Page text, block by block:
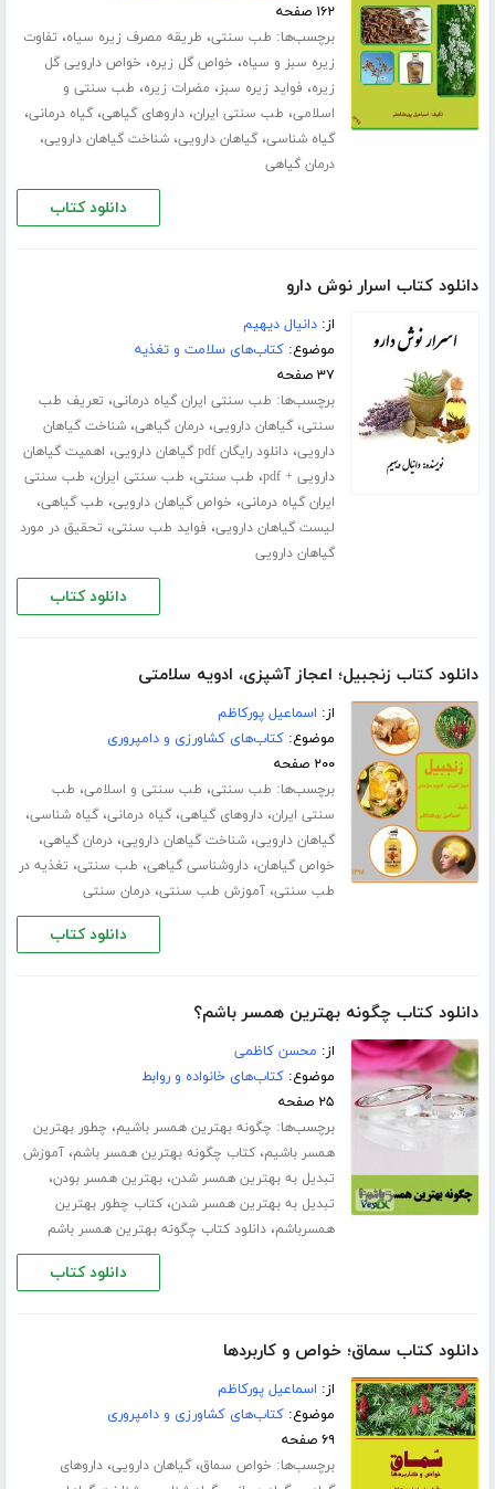
۱۶۲ صفحه
برچسب‌ها: طب سنتی، طریقه مصرف زیره سیاه، تفاوت
زیره سبز و سیاه، خواص گل زیره، خواص دارویی گل
زیره، فواید زیره سبز، مضرات زیره، طب سنتی و
اسلامی، طب سنتی ایران،داروهای گیاهی،گیاه درمانی،
گیاه شناسی،گیاهان دارویی،شناخت گیاهان دارویی،
درمان گیاهی
دانلود کتاب
دانلود کتاب اسرار نوش دارو
از:دانیال دیهیم
موضوع:کتاب‌های سلامت و تغذیه
۳۷ صفحه
برچسب‌ها: طب سنتی ایران گیاه درمانی، تعریف طب
سنتی،گیاهان دارویی،درمان گیاهی،شناخت گیاهان
دارویی،دانلود رایگان pdf گیاهان دارویی ، اهمیت گیاهان
دارویی + pdf
، طب سنتی، طب سنتی ایران، طب سنتی
ایران گیاه درمانی، خواص گیاهان دارویی، طب گیاهی،
لیست گیاهان دارویی، فواید طب سنتی، تحقیق در مورد
گیاهان دارویی
دانلود کتاب
دانلود کتاب زنجبیل؛ اعجاز آشپزی، ادویه سلامتی
از: اسماعیل پورکاظم
موضوع:کتاب‌های کشاورزی و دامپروری
۲۰۰ صفحه
برچسب‌ها: طب سنتی، طب سنتی و اسلامی، طب
سنتی ایران،داروهای گیاهی،گیاه درمانی،گیاه شناسی،
گیاهان دارویی،شناخت گیاهان دارویی،درمان گیاهی،
خواص گیاهان،داروشناسی گیاهی، طب سنتی، تغذیه در
طب سنتی،آموزش طب سنتی،درمان سنتی
دانلود کتاب
دانلود کتاب چگونه بهترین همسر باشم؟
از: محسن کاظمی
موضوع:کتاب‌های خانواده و روابط
۲۵ صفحه
برچسب‌ها: چگونه بهترین همسر باشیم، چطور بهترین
همسر باشیم،کتاب چگونه بهترین همسر باشم،آموزش
تبدیل به بهترین همسر شدن،بهترین همسر بودن،
تبدیل به بهترین همسر شدن،کتاب چطور بهترین
همسرباشم،دانلود کتاب چگونه بهترین همسر باشم
دانلود کتاب
دانلود کتاب سماق؛ خواص و کاربردها
از: اسماعیل پورکاظم
موضوع:کتاب‌های کشاورزی و دامپروری
۶۹ صفحه
برچسب‌ها: خواص سماق،گیاهان دارویی،داروهای